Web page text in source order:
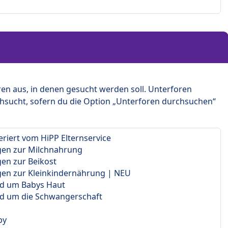
aus, in denen gesucht werden soll. Unterforen
sofern du die Option „Unterforen durchsuchen“